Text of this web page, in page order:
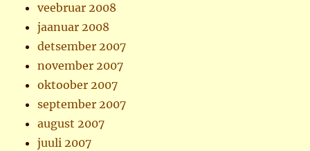
veebruar 2008
jaanuar 2008
detsember 2007
november 2007
oktoober 2007
september 2007
august 2007
juuli 2007